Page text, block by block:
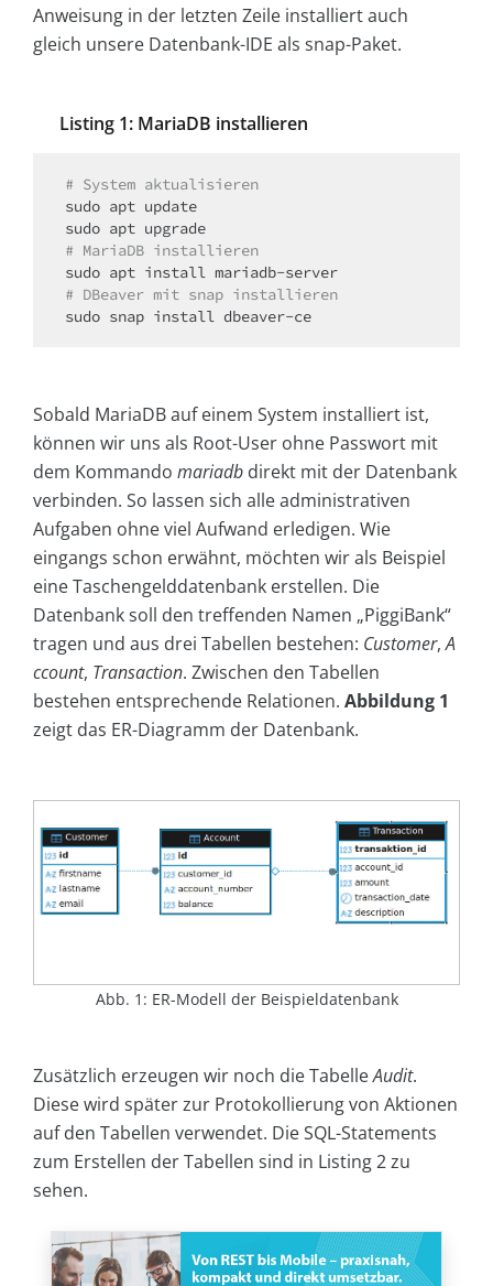
Anweisung in der letzten Zeile installiert auch
gleich unsere Datenbank-IDE als snap-Paket.
Listing 1: MariaDB installieren
# System aktualisieren
sudo apt update
# MariaDB installieren
# DBeaver mit snap installieren
Sobald MariaDB auf einem System installiert ist,
können wir uns als Root-User ohne Passwort mit
dem Kommando mariadb direkt mit der Datenbank
verbinden. So lassen sich alle administrativen
Aufgaben ohne viel Aufwand erledigen. Wie
eingangs schon erwähnt, möchten wir als Beispiel
eine Taschengelddatenbank erstellen. Die
Datenbank soll den treffenden Namen „PiggiBank“
tragen und aus drei Tabellen bestehen: Customer,A
ccount, Transaction. Zwischen den Tabellen
bestehen entsprechende Relationen. Abbildung 1
zeigt das ER-Diagramm der Datenbank.
Abb. 1: ER-Modell der Beispieldatenbank
Zusätzlich erzeugen wir noch die TabelleAudit.
Diese wird später zur Protokollierung von Aktionen
auf den Tabellen verwendet. Die SQL-Statements
zum Erstellen der Tabellen sind in Listing 2 zu
sehen.